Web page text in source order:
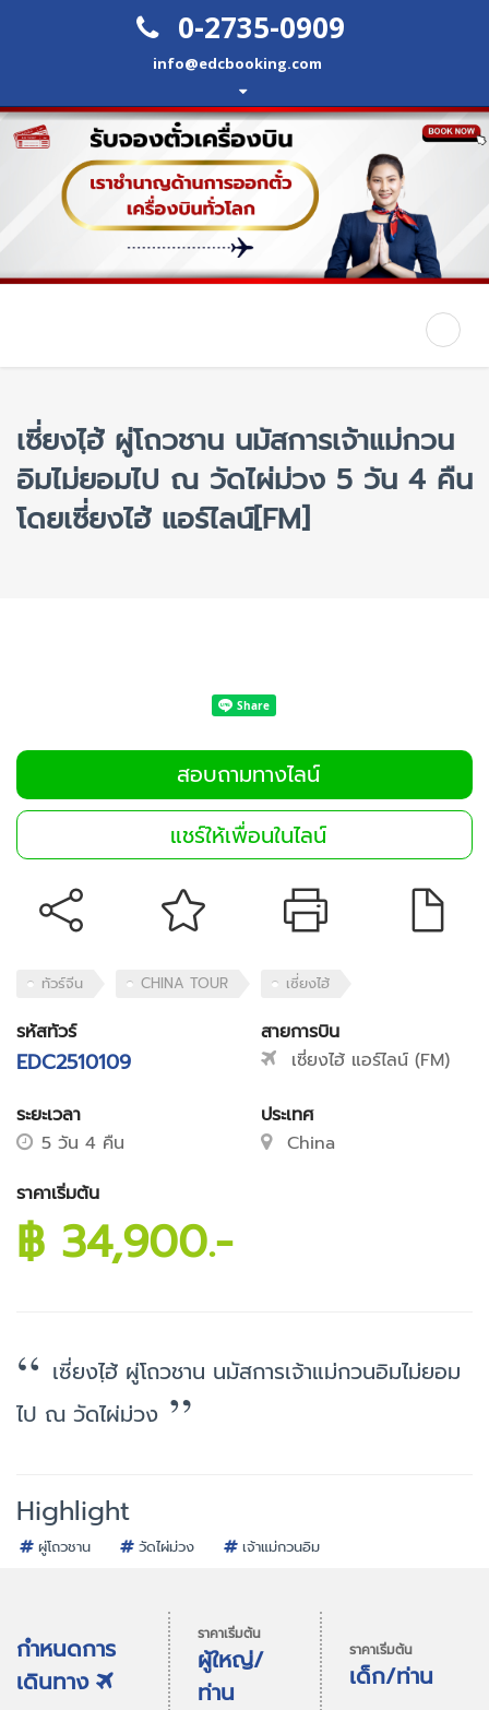
0-2735-0909
info@edcbooking.com
เซี่ยงไฺฮ้ ผู่โถวชาน นมัสการเจ้าแม่กวน
อิมไม่ยอมไป ณ วัดไผ่ม่วง 5 วัน 4 คืน
โดยเซี่ยงไฮ้ แอร์ไลน์[FM]
สอบถามทางไลน์
แชร์ให้เพื่อนในไลน์
ทัวร์จีน CHINA TOUR เซี่ยงไฮ้
รหัสทัวร์
EDC2510109
สายการบิน
เซี่ยงไฮ้ แอร์ไลน์ (FM)
ระยะเวลา
5 วัน 4 คืน
ประเทศ
China
ราคาเริ่มต้น
฿ 34,900.-
เซี่ยงไฺฮ้ ผู่โถวชาน นมัสการเจ้าแม่กวนอิมไม่ยอม
ไป ณ วัดไผ่ม่วง
Highlight
ผู่โถวชาน วัดไผ่ม่วง เจ้าแม่กวนอิม
กำหนดการ
เดินทาง
ราคาเริ่มต้น
ผู้ใหญ่/
ท่าน
ราคาเริ่มต้น
เด็ก/ท่าน